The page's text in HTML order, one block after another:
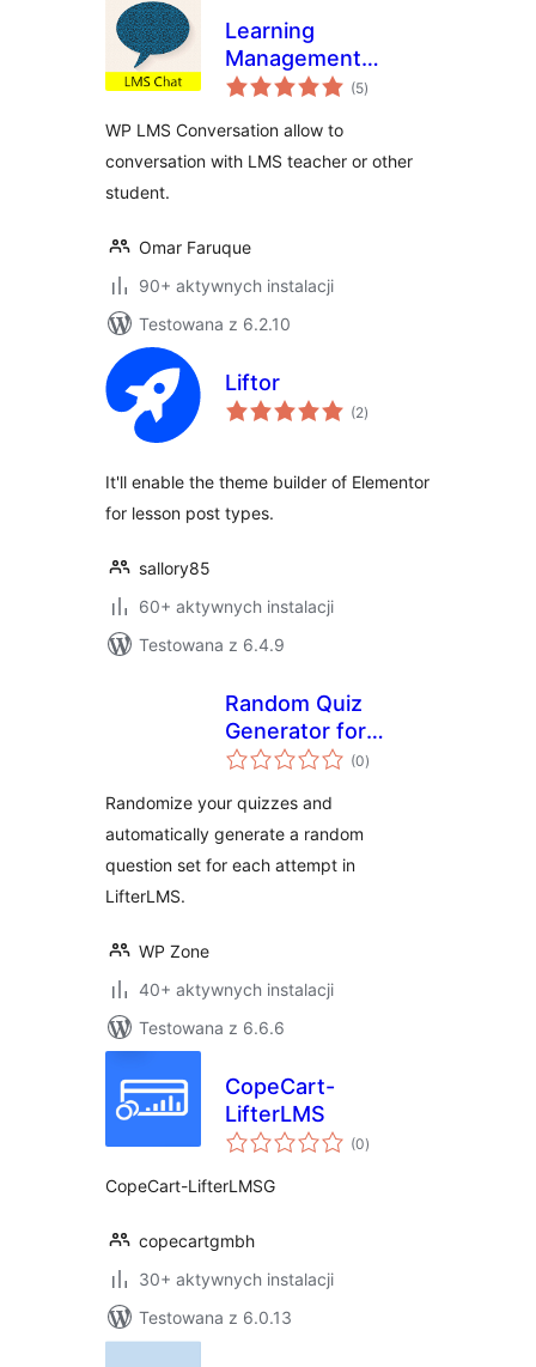
Learning
Management
System (LMS) Chat
(5wszystkich
ocen
)
WP LMS Conversation allow to
conversation with LMS teacher or other
student.
Omar Faruque
90+ aktywnych instalacji
Testowana z 6.2.10
Liftor
(2wszystkich
ocen
)
It'll enable the theme builder of Elementor
for lesson post types.
sallory85
60+ aktywnych instalacji
Testowana z 6.4.9
Random Quiz
Generator for
LifterLMS
(0wszystkich
ocen
)
Randomize your quizzes and
automatically generate a random
question set for each attempt in
LifterLMS.
WP Zone
40+ aktywnych instalacji
Testowana z 6.6.6
CopeCart-
LifterLMS
(0wszystkich
ocen
)
CopeCart-LifterLMSG
copecartgmbh
30+ aktywnych instalacji
Testowana z 6.0.13